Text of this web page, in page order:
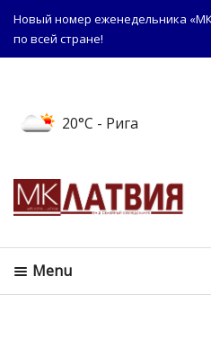
Новый номер еженедельника
по всей стране!
20°C - Рига
Menu